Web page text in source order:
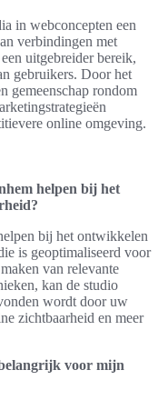
in webconcepten een
verbindingen met
uitgebreider bereik,
gebruikers. Door het
gemeenschap rondom
online omgeving.
helpen bij het
bij het ontwikkelen
is geoptimaliseerd voor
van relevante
kan de studio
wordt door uw
zichtbaarheid en meer
voor mijn